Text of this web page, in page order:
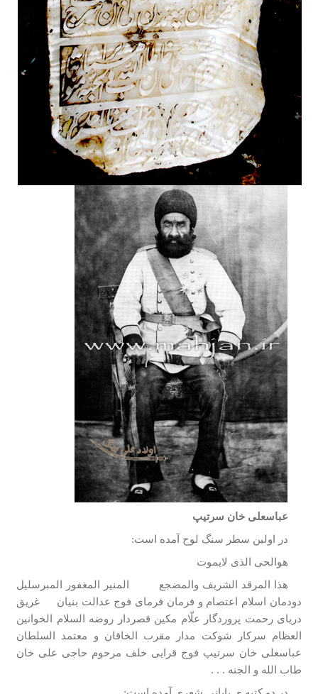
عباسعلی خان سرتیپ
در اولین سطر سنگ لوح آمده است:
هوالحی الذی لایموت
هذا المرقد الشریف والمضجع المنیر المغفور المبرسلیل
دودمان اسلام اعتصام و فرمان فرمای فوج عدالت بنیان غریق
دریای رحمت پروردگار علّام مکین قصردار روضه السلام الخوانین
العظام سرکار شوکت مدار مقرب الخاقان و معتمد السلطان
عباسعلی خان سرتیپ فوج قرایی خلف مرحوم حاجی علی خان
طاب الله و الجنه . . .